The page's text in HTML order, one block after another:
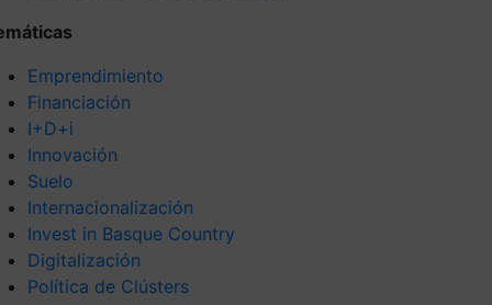
Emprendimiento
Financiación
I+D+i
Innovación
Suelo
Internacionalización
Invest in Basque Country
Digitalización
Política de Clústers